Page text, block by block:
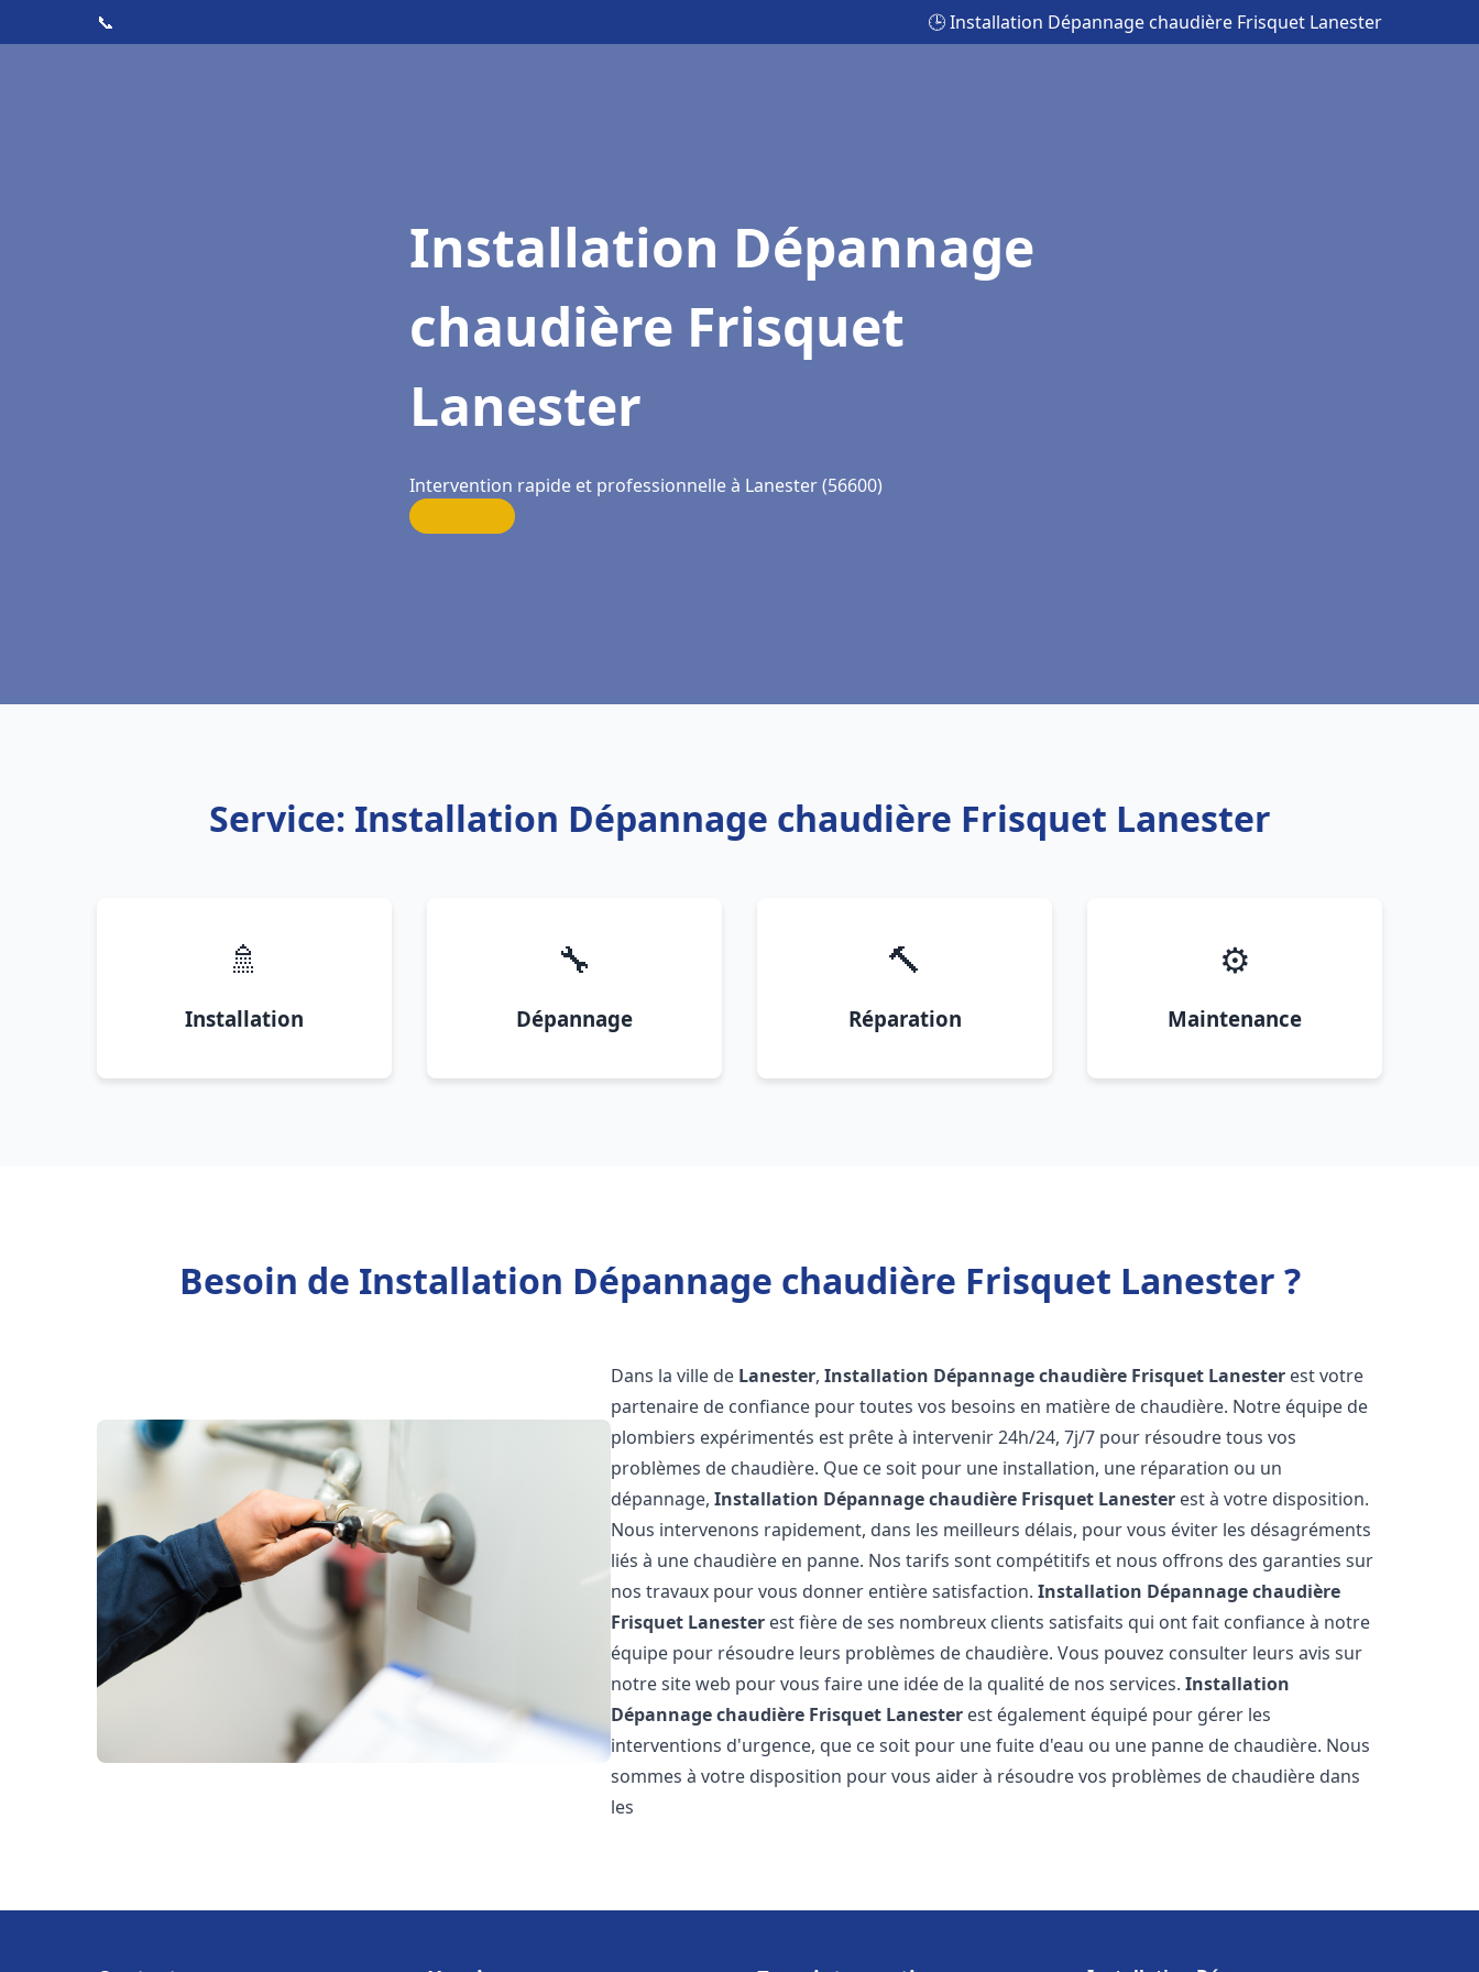
📞 🕒 Installation Dépannage chaudière Frisquet Lanester
Installation Dépannage
chaudière Frisquet
Lanester
Intervention rapide et professionnelle à Lanester (56600)
Service: Installation Dépannage chaudière Frisquet Lanester
🚿
Installation
🔧
Dépannage
🔨
Réparation
⚙️
Maintenance
Besoin de Installation Dépannage chaudière Frisquet Lanester ?
Dans la ville de Lanester,Installation Dépannage chaudière Frisquet Lanester est votre
partenaire de confiance pour toutes vos besoins en matière de chaudière. Notre équipe de
plombiers expérimentés est prête à intervenir 24h/24, 7j/7 pour résoudre tous vos
problèmes de chaudière. Que ce soit pour une installation, une réparation ou un
dépannage,Installation Dépannage chaudière Frisquet Lanester est à votre disposition.
Nous intervenons rapidement, dans les meilleurs délais, pour vous éviter les désagréments
liés à une chaudière en panne. Nos tarifs sont compétitifs et nous offrons des garanties sur
nos travaux pour vous donner entière satisfaction.Installation Dépannage chaudière
Frisquet Lanester est fière de ses nombreux clients satisfaits qui ont fait confiance à notre
équipe pour résoudre leurs problèmes de chaudière. Vous pouvez consulter leurs avis sur
notre site web pour vous faire une idée de la qualité de nos services.Installation
Dépannage chaudière Frisquet Lanester est également équipé pour gérer les
interventions d'urgence, que ce soit pour une fuite d'eau ou une panne de chaudière. Nous
sommes à votre disposition pour vous aider à résoudre vos problèmes de chaudière dans
les